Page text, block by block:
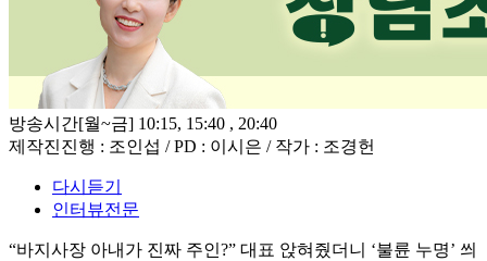
방송시간[월~금] 10:15, 15:40 , 20:40
제작진진행 : 조인섭 / PD : 이시은 / 작가 : 조경헌
다시듣기
인터뷰전문
“바지사장 아내가 진짜 주인?” 대표 앉혀줬더니 ‘불륜 누명’ 씌